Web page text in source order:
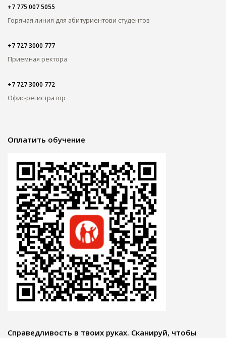
+7 775 007 5055
Горячая линия для абитуриентови студентов
+7 727 3000 777
Приемная ректора
+7 727 3000 772
Офис-регистратор
Оплатить обучение
Справедливость в твоих руках. Сканируй, чтобы